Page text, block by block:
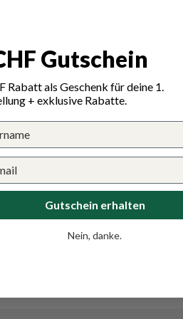
die erste Bewertung
eine Bewertung
Frage stellen
Gutschein
Rabatt als Geschenk für deine 1.
+ exklusive Rabatte.
Gutschein erhalten
Nein, danke.